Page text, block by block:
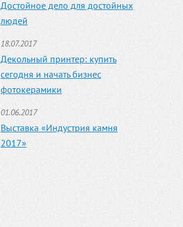
Достойное дело для достойных
людей
18.07.2017
Декольный принтер: купить
сегодня и начать бизнес
фотокерамики
01.06.2017
Выставка «Индустрия камня
2017»